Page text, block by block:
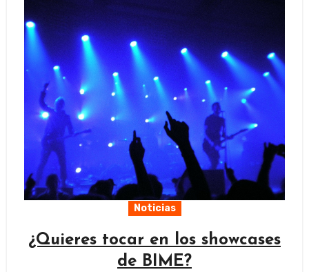
Noticias
¿Quieres tocar en los showcases
de BIME?